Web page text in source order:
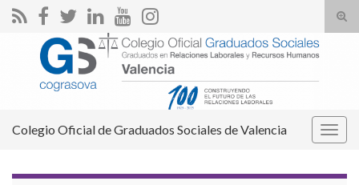
el
Search for:
Colegio Oficial de Graduados Sociales de Valencia